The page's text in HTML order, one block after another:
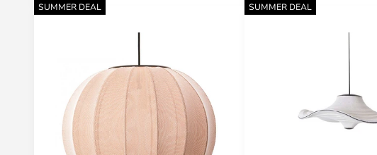
SUMMER DEAL SUMMER DEAL